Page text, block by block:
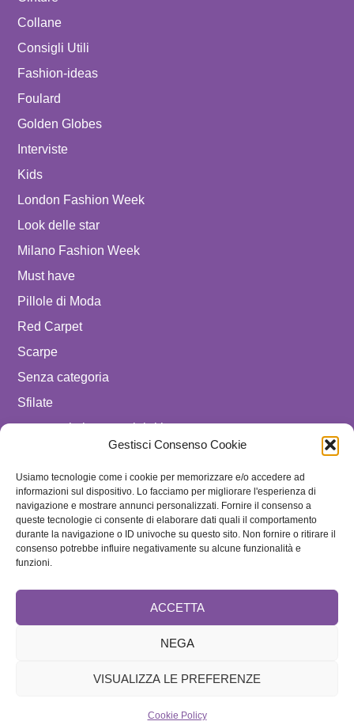
Gestisci Consenso Cookie
Usiamo tecnologie come i cookie per memorizzare e/o accedere ad
informazioni sul dispositivo. Lo facciamo per migliorare l'esperienza di
navigazione e mostrare annunci personalizzati. Fornire il consenso a
queste tecnologie ci consente di elaborare dati quali il comportamento
durante la navigazione o ID univoche su questo sito. Non fornire o ritirare il
consenso potrebbe influire negativamente su alcune funzionalità e
funzioni.
ACCETTA
NEGA
VISUALIZZA LE PREFERENZE
Cookie Policy
Collane
Consigli Utili
Fashion-ideas
Foulard
Golden Globes
Interviste
Kids
London Fashion Week
Look delle star
Milano Fashion Week
Must have
Pillole di Moda
Red Carpet
Scarpe
Senza categoria
Sfilate
spostare in luxury celebrities
Uomo
SEGUICI SU
ISCRIVITI ALLA NEWSLETTER
Contattaci
Disclaimer